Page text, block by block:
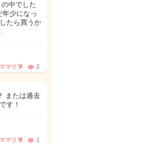
中でした
少になっ
たら買うか
マリ🔰 2
または過去
す！
マリ🔰 1